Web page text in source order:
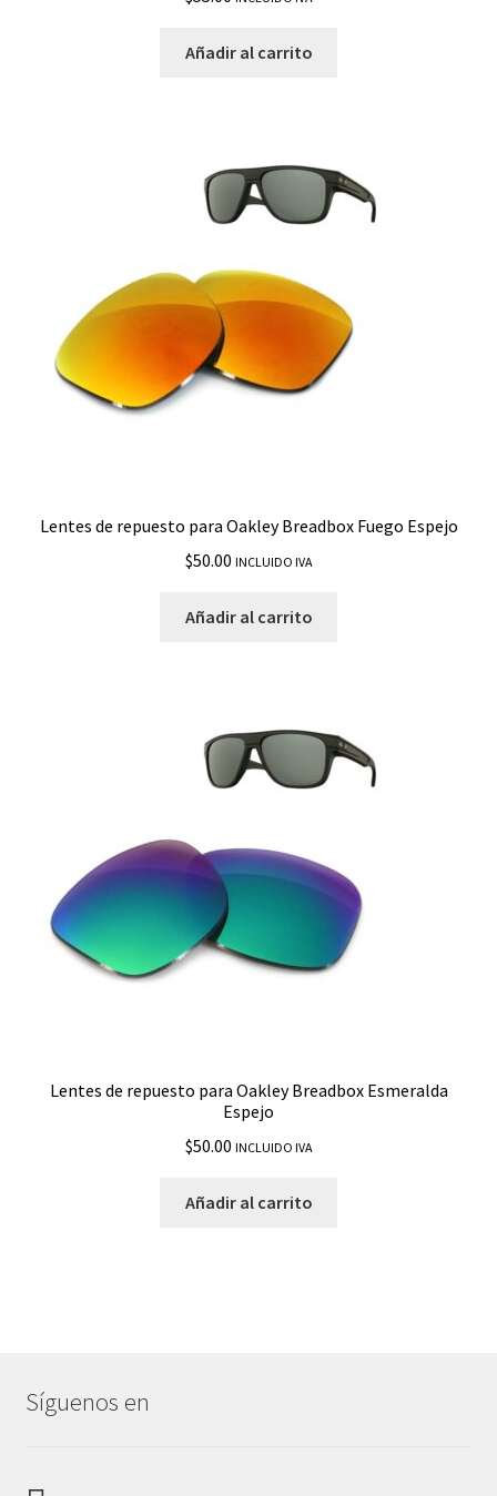
Añadir al carrito
Lentes de repuesto para Oakley Breadbox Fuego Espejo
$50.00 INCLUIDO IVA
Añadir al carrito
Lentes de repuesto para Oakley Breadbox Esmeralda
Espejo
$50.00 INCLUIDO IVA
Añadir al carrito
Síguenos en